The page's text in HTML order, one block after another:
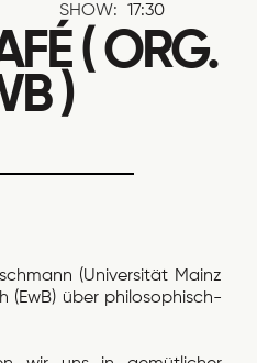
SHOW: 17:30
( ORG.
)
(Universität Mainz
(EwB) über philosophisch-